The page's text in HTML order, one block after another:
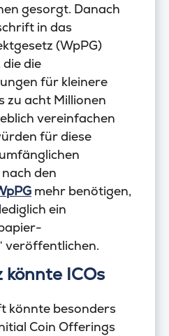
gesorgt. Danach
in das
(WpPG)
die
für kleinere
zu acht Millionen
vereinfachen
für diese
den
mehr benötigen,
ein
veröffentlichen.
könnte ICOs
könnte besonders
Coin Offerings